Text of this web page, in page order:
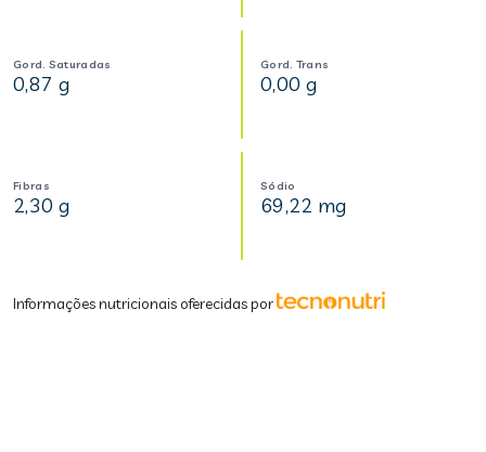
Gord. Saturadas
0,87 g
Gord. Trans
0,00 g
Fibras
2,30 g
Sódio
69,22 mg
Informações nutricionais oferecidas por